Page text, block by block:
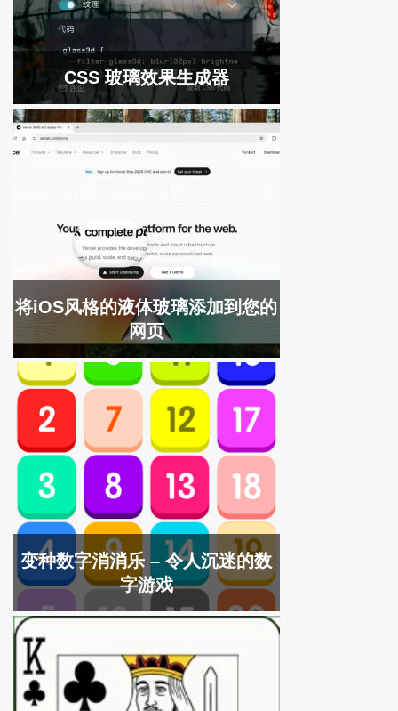
CSS 玻璃效果生成器
将iOS风格的液体玻璃添加到您的
网页
变种数字消消乐 – 令人沉迷的数
字游戏